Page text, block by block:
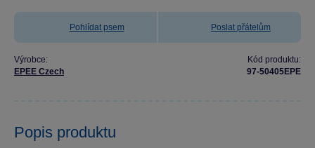
Pohlídat psem Poslat přátelům
Výrobce:
EPEE Czech
Kód produktu:
97-50405EPE
Popis produktu